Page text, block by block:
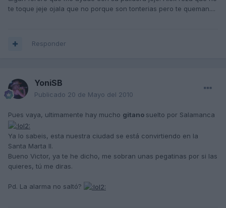
te toque jeje ojala que no porque son tonterias pero te queman....
Responder
YoniSB
Publicado 20 de Mayo del 2010
Pues vaya, ultimamente hay mucho gitano suelto por Salamanca
Ya lo sabeis, esta nuestra ciudad se está convirtiendo en la
Santa Marta II.
Bueno Victor, ya te he dicho, me sobran unas pegatinas por si las
quieres, tú me diras.
Pd. La alarma no saltó?